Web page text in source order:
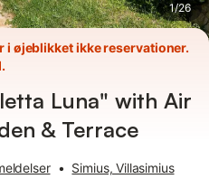
1/26
i øjeblikket ikke reservationer.
Luna" with Air
& Terrace
• Simius, Villasimius